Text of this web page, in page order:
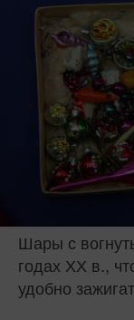
Шары с
годах ХХ в.,
удобно